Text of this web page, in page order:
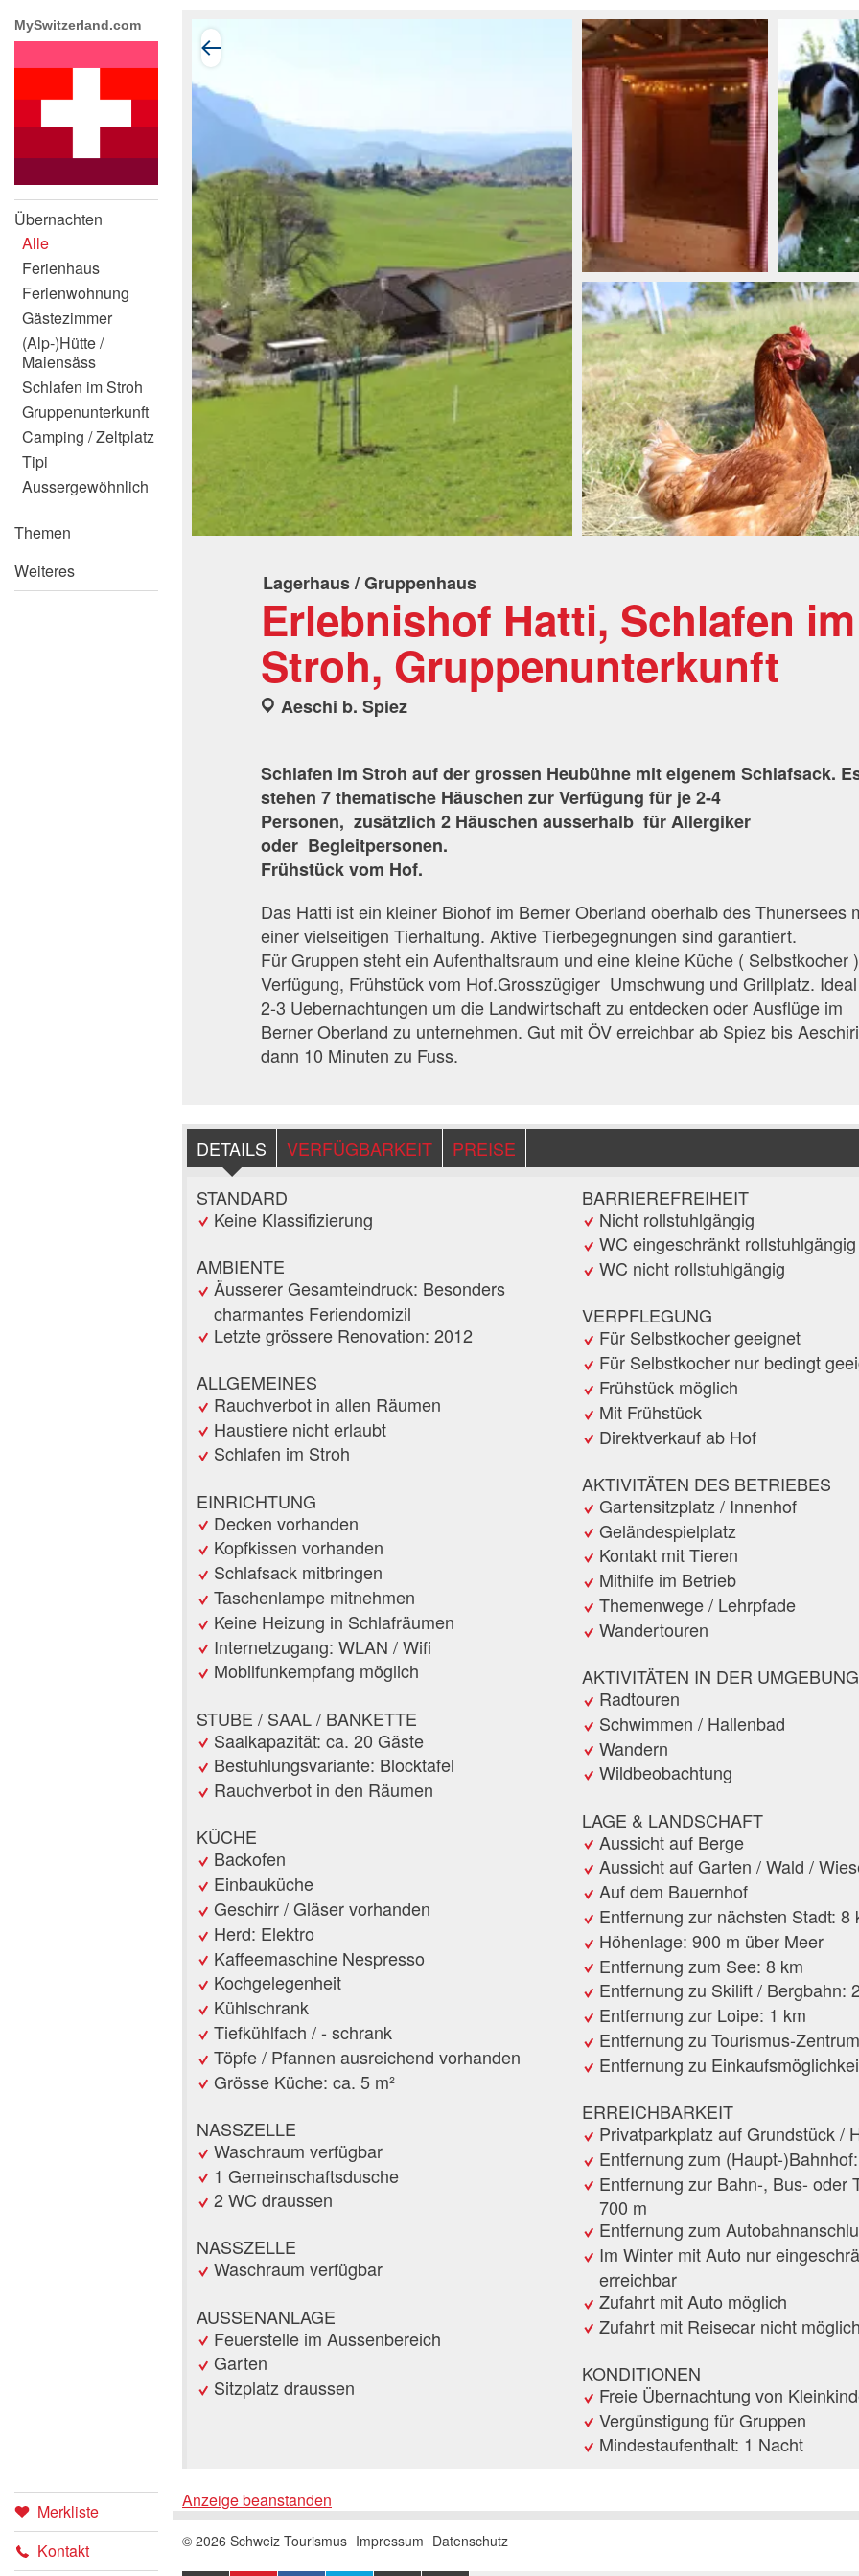
MySwitzerland.com
Übernachten
Alle
Ferienhaus
Ferienwohnung
Gästezimmer
(Alp-)Hütte /
Maiensäss
Schlafen im Stroh
Gruppenunterkunft
Camping / Zeltplatz
Tipi
Aussergewöhnlich
Themen
Weiteres
Merkliste
Kontakt
Lagerhaus / Gruppenhaus
Erlebnishof Hatti, Schlafen im
Stroh, Gruppenunterkunft
Aeschi b. Spiez
Schlafen im Stroh auf der grossen Heubühne mit eigenem Schlafsack.
stehen 7 thematische Häuschen zur Verfügung für je 2-4
Personen, zusätzlich 2 Häuschen ausserhalb für Allergiker
oder Begleitpersonen.
Frühstück vom Hof.
Das Hatti ist ein kleiner Biohof im Berner Oberland oberhalb des Thunersees
einer vielseitigen Tierhaltung. Aktive Tierbegegnungen sind garantiert.
Für Gruppen steht ein Aufenthaltsraum und eine kleine Küche ( Selbstkocher
Verfügung, Frühstück vom Hof.Grosszügiger Umschwung und Grillplatz.
2-3 Uebernachtungen um die Landwirtschaft zu entdecken oder Ausflüge im
Berner Oberland zu unternehmen. Gut mit ÖV erreichbar ab Spiez bis
dann 10 Minuten zu Fuss.
DETAILS VERFÜGBARKEIT
PREISE
STANDARD
Keine Klassifizierung
AMBIENTE
Äusserer Gesamteindruck: Besonders
charmantes Feriendomizil
Letzte grössere Renovation: 2012
ALLGEMEINES
Rauchverbot in allen Räumen
Haustiere nicht erlaubt
Schlafen im Stroh
EINRICHTUNG
Decken vorhanden
Kopfkissen vorhanden
Schlafsack mitbringen
Taschenlampe mitnehmen
Keine Heizung in Schlafräumen
Internetzugang: WLAN / Wifi
Mobilfunkempfang möglich
STUBE / SAAL / BANKETTE
Saalkapazität: ca. 20 Gäste
Bestuhlungsvariante: Blocktafel
Rauchverbot in den Räumen
KÜCHE
Backofen
Einbauküche
Geschirr / Gläser vorhanden
Herd: Elektro
Kaffeemaschine Nespresso
Kochgelegenheit
Kühlschrank
Tiefkühlfach / - schrank
Töpfe / Pfannen ausreichend vorhanden
Grösse Küche: ca. 5 m²
NASSZELLE
Waschraum verfügbar
1 Gemeinschaftsdusche
2 WC draussen
NASSZELLE
Waschraum verfügbar
AUSSENANLAGE
Feuerstelle im Aussenbereich
Garten
Sitzplatz draussen
BARRIEREFREIHEIT
Nicht rollstuhlgängig
WC eingeschränkt rollstuhlgängig
WC nicht rollstuhlgängig
VERPFLEGUNG
Für Selbstkocher geeignet
Für Selbstkocher nur bedingt
Frühstück möglich
Mit Frühstück
Direktverkauf ab Hof
AKTIVITÄTEN DES BETRIEBES
Gartensitzplatz / Innenhof
Geländespielplatz
Kontakt mit Tieren
Mithilfe im Betrieb
Themenwege / Lehrpfade
Wandertouren
AKTIVITÄTEN IN DER UMGEBUNG
Radtouren
Schwimmen / Hallenbad
Wandern
Wildbeobachtung
LAGE & LANDSCHAFT
Aussicht auf Berge
Aussicht auf Garten / Wald /
Auf dem Bauernhof
Entfernung zur nächsten Stadt: 8
Höhenlage: 900 m über Meer
Entfernung zum See: 8 km
Entfernung zu Skilift / Bergbahn:
Entfernung zur Loipe: 1 km
Entfernung zu Tourismus-
Entfernung zu
ERREICHBARKEIT
Privatparkplatz auf Grundstück /
Entfernung zum (Haupt-
Entfernung zur Bahn-, Bus- oder
700 m
Entfernung zum
Im Winter mit Auto nur
erreichbar
Zufahrt mit Auto möglich
Zufahrt mit Reisecar nicht möglich
KONDITIONEN
Freie Übernachtung von
Vergünstigung für Gruppen
Mindestaufenthalt: 1 Nacht
Buchungsanfrage
Anzeige beanstanden
Anzeige weiterempfehlen
Anzeige beanstanden
© 2026 Schweiz Tourismus Impressum Datenschutz